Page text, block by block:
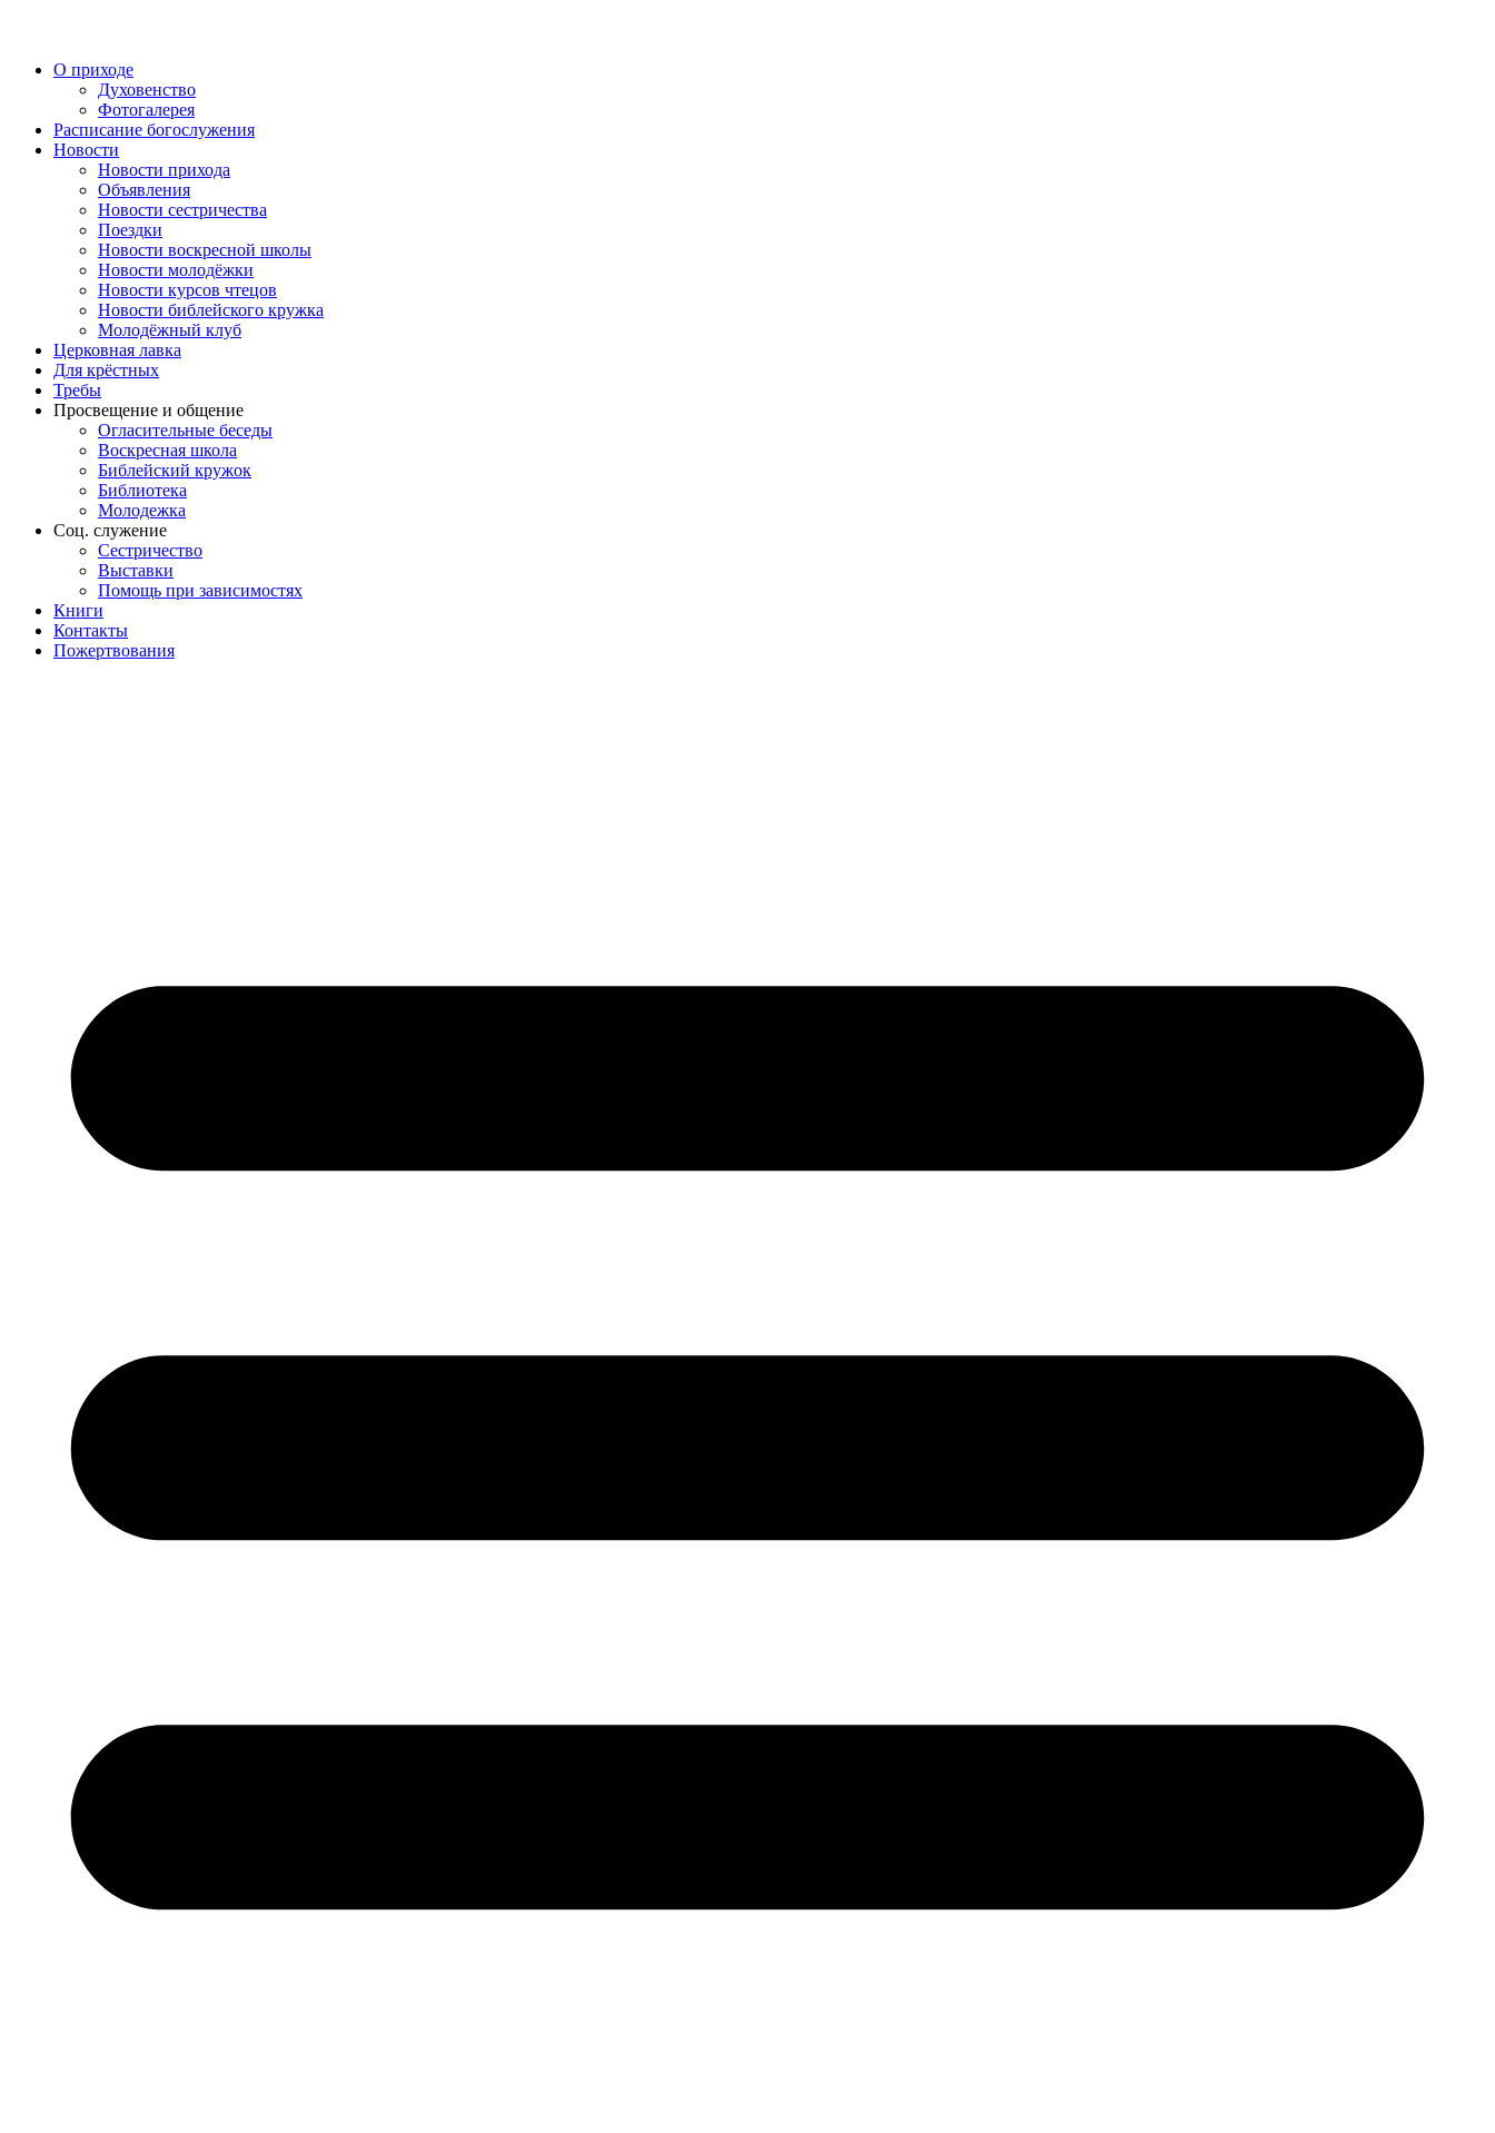
О приходе
Духовенство
Фотогалерея
Расписание богослужения
Новости
Новости прихода
Объявления
Новости сестричества
Поездки
Новости воскресной школы
Новости молодёжки
Новости курсов чтецов
Новости библейского кружка
Молодёжный клуб
Церковная лавка
Для крёстных
Требы
Просвещение и общение
Огласительные беседы
Воскресная школа
Библейский кружок
Библиотека
Молодежка
Соц. служение
Сестричество
Выставки
Помощь при зависимостях
Книги
Контакты
Пожертвования